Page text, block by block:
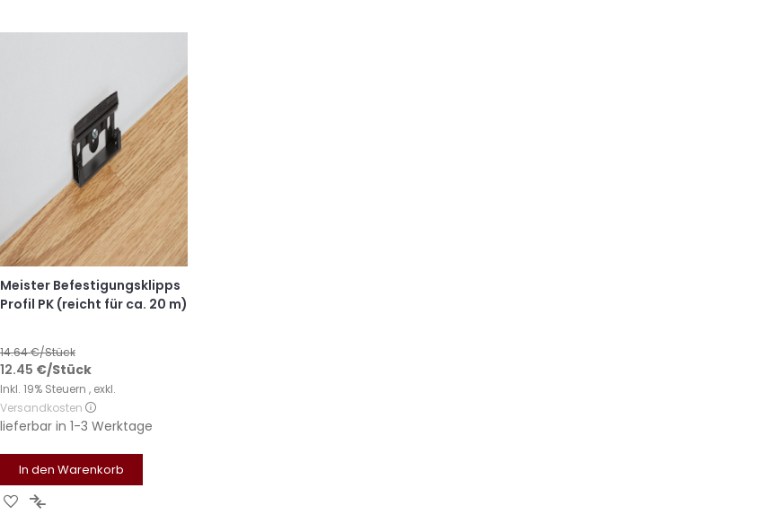
Meister Befestigungsklipps
Profil PK (reicht für ca. 20 m)
14.64€/Stück
12.45 €/Stück
Inkl. 19% Steuern , exkl.
Versandkosten
lieferbar in 1-3 Werktage
In den Warenkorb
Zur Zur